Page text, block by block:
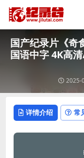
国产纪录片《
国语中字 4K高
2025-
详情介绍 常